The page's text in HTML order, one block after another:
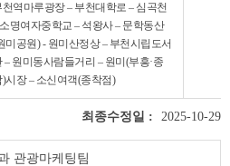
천역마루광장 – 부천대학로 – 심곡천
명여자중학교 – 석왕사 – 문학동산
미공원) - 원미산정상 – 부천시립도서
– 원미동사람들거리 – 원미(부흥·종
)시장 – 소신여객(종착점)
최종수정일 : 2025-10-29
관광마케팅팀